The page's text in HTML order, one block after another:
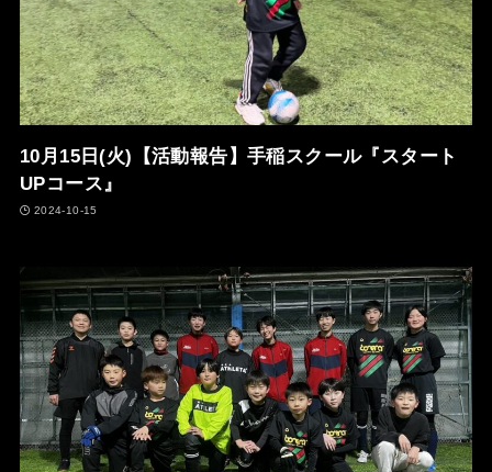
10月15日(火)【活動報告】手稲スクール『スタート
UPコース』
2024-10-15